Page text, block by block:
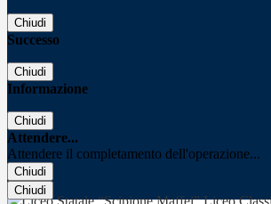
Chiudi
Successo
Chiudi
Informazione
Chiudi
Attendere...
Attendere il completamento dell'operazione...
Chiudi
Chiudi